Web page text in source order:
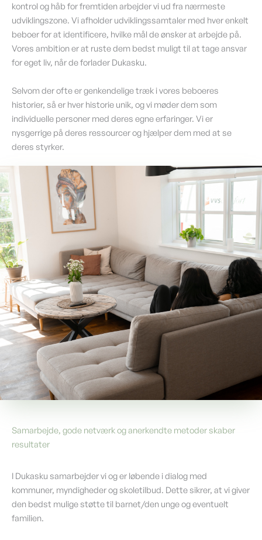
kontrol og håb for fremtiden arbejder vi ud fra nærmeste
udviklingszone. Vi afholder udviklingssamtaler med hver enkelt
beboer for at identificere, hvilke mål de ønsker at arbejde på.
Vores ambition er at ruste dem bedst muligt til at tage ansvar
for eget liv, når de forlader Dukasku.
Selvom der ofte er genkendelige træk i vores beboeres
historier, så er hver historie unik, og vi møder dem som
individuelle personer med deres egne erfaringer. Vi er
nysgerrige på deres ressourcer og hjælper dem med at se
deres styrker.
Samarbejde, gode netværk og anerkendte metoder skaber
resultater
I Dukasku samarbejder vi og er løbende i dialog med
kommuner, myndigheder og skoletilbud. Dette sikrer, at vi giver
den bedst mulige støtte til barnet/den unge og eventuelt
familien.